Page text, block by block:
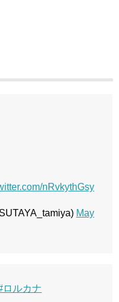
nRvkythGsy
May
ロルカナ